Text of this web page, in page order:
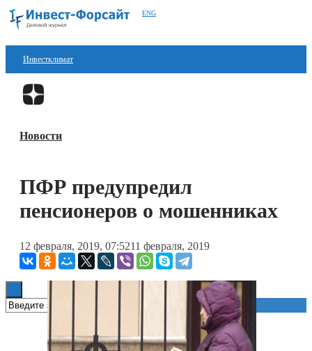
ENG
Инвестклимат
Финансы
Блокчейн
Книги
Новости
ПФР предупредил
пенсионеров о мошенниках
12 февраля, 2019, 07:5211 февраля, 2019